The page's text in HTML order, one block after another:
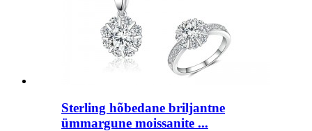
Sterling hõbedane briljantne
ümmargune moissanite ...